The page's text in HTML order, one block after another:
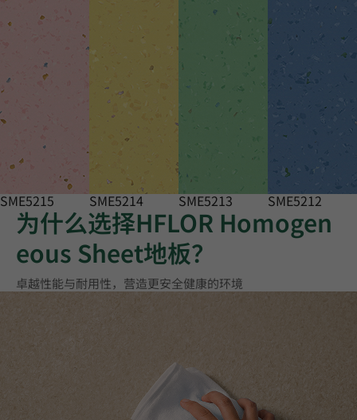
SME5215 SME5214 SME5213 SME5212
为什么选择HFLOR Homogen
eous Sheet地板？
卓越性能与耐用性，营造更安全健康的环境